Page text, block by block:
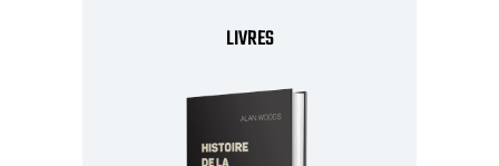
LIVRES